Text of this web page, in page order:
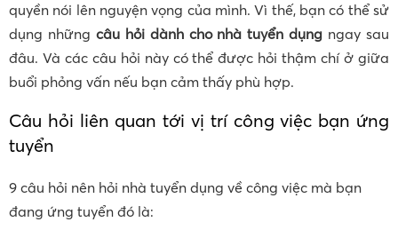
quyền nói lên nguyện vọng của mình. Vì thế, bạn có thể sử
dụng những câu hỏi dành cho nhà tuyển dụng ngay sau
đâu. Và các câu hỏi này có thể được hỏi thậm chí ở giữa
buổi phỏng vấn nếu bạn cảm thấy phù hợp.
Câu hỏi liên quan tới vị trí công việc bạn ứng
tuyển
9 câu hỏi nên hỏi nhà tuyển dụng về công việc mà bạn
đang ứng tuyển đó là: